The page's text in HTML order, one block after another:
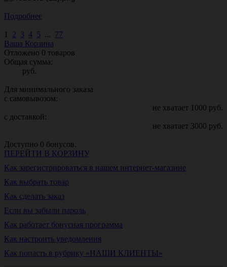
Подробнее
1 2 3 4 5 ... 77
Ваша Корзина
Отложено 0 товаров
Общая сумма:
руб.
Для минимального заказа
с самовывозом:
не хватает 1000 руб.
с доставкой:
не хватает 3000 руб.
Доступно 0 бонусов.
ПЕРЕЙТИ В КОРЗИНУ
Как зарегистрироваться в нашем интернет-магазине
Как выбрать товар
Как сделать заказ
Если вы забыли пароль
Как работает бонусная программа
Как настроить уведомления
Как попасть в рубрику «НАШИ КЛИЕНТЫ»